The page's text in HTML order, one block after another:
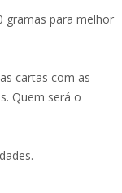
gramas para melhor
cartas com as
Quem será o